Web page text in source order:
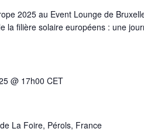
2025 au Event Lounge de
la filière solaire européens : une
@ 17h00 CET
La Foire, Pérols, France